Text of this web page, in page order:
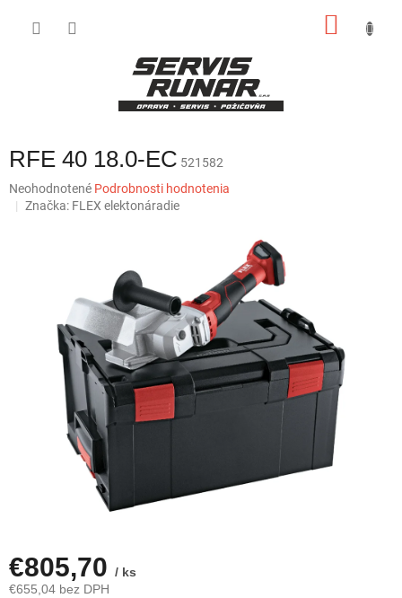
RFE 40 18.0-EC 521582
Priemerné
hodnotenie
Neohodnotené Podrobnosti hodnotenia
Značka: FLEX elektonáradie
€805,70 / ks
€655,04 bez DPH